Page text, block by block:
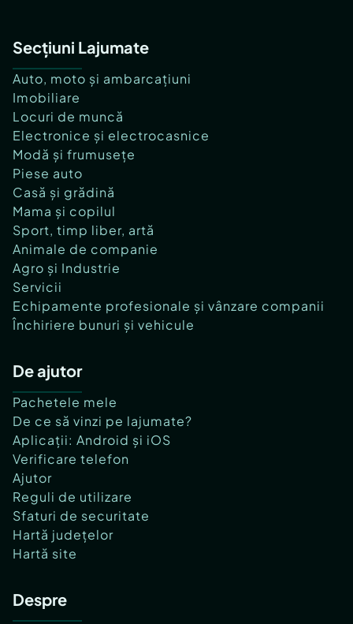
Secțiuni Lajumate
Auto, moto și ambarcațiuni
Imobiliare
Locuri de muncă
Electronice și electrocasnice
Modă și frumusețe
Piese auto
Casă și grădină
Mama și copilul
Sport, timp liber, artă
Animale de companie
Agro și Industrie
Servicii
Echipamente profesionale și vânzare companii
Închiriere bunuri și vehicule
De ajutor
Pachetele mele
De ce să vinzi pe lajumate?
Aplicații: Android și iOS
Verificare telefon
Ajutor
Reguli de utilizare
Sfaturi de securitate
Hartă județelor
Hartă site
Despre